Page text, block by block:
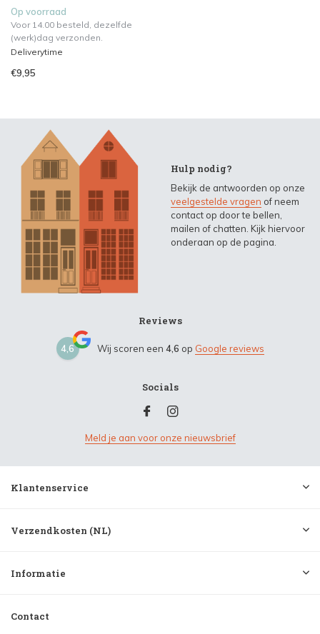
Op voorraad
Voor 14.00 besteld, dezelfde
(werk)dag verzonden.
Deliverytime
€9,95
Hulp nodig?
Bekijk de antwoorden op onze
veelgestelde vragen of neem
contact op door te bellen,
mailen of chatten. Kijk hiervoor
onderaan op de pagina.
Reviews
4,6 Wij scoren een 4,6 op Google reviews
Socials
Meld je aan voor onze nieuwsbrief
Klantenservice
Verzendkosten (NL)
Informatie
Contact